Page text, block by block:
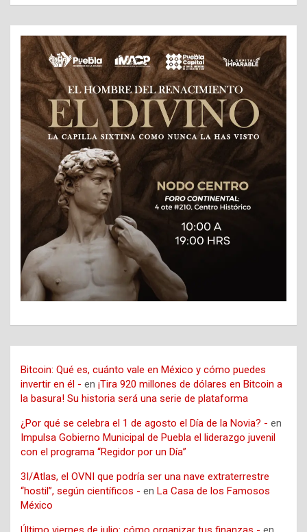
Bitcoin: Qué es, cuánto vale en México y cómo puedes
invertir en él - en ¡Tira 920 millones de dólares en Bitcoin a
la basura! Su historia será una serie de plataforma
¿Por qué se celebra el 1 de agosto el Día de la Novia? - en
Impulsa Gobierno Municipal de Puebla el liderazgo juvenil
con el programa “Regidor por un Día”
3I/Atlas, el OVNI que podría ser una nave extraterrestre
“hostil”, según científicos - en La Casa de los Famosos
México